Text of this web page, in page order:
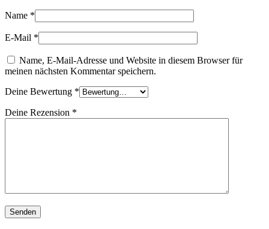
Name *
E-Mail *
Name, E-Mail-Adresse und Website in diesem Browser für
meinen nächsten Kommentar speichern.
Deine Bewertung *
Deine Rezension *